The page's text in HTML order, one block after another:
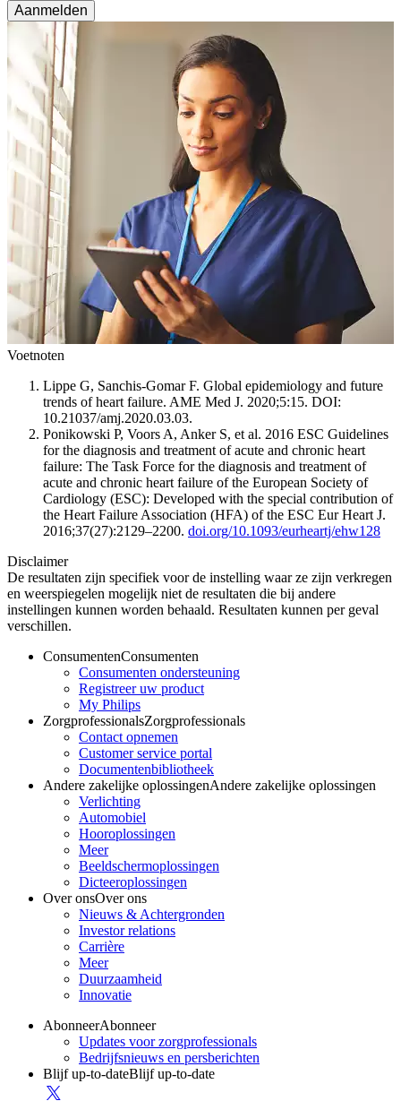
Aanmelden
Voetnoten
Lippe G, Sanchis-Gomar F. Global epidemiology and future
trends of heart failure. AME Med J. 2020;5:15. DOI:
10.21037/amj.2020.03.03.
Ponikowski P, Voors A, Anker S, et al. 2016 ESC Guidelines
for the diagnosis and treatment of acute and chronic heart
failure: The Task Force for the diagnosis and treatment of
acute and chronic heart failure of the European Society of
Cardiology (ESC): Developed with the special contribution of
the Heart Failure Association (HFA) of the ESC Eur Heart J.
2016;37(27):2129–2200. doi.org/10.1093/eurheartj/ehw128
Disclaimer
De resultaten zijn specifiek voor de instelling waar ze zijn verkregen
en weerspiegelen mogelijk niet de resultaten die bij andere
instellingen kunnen worden behaald. Resultaten kunnen per geval
verschillen.
ConsumentenConsumenten
Consumenten ondersteuning
Registreer uw product
My Philips
ZorgprofessionalsZorgprofessionals
Contact opnemen
Customer service portal
Documentenbibliotheek
Andere zakelijke oplossingenAndere zakelijke oplossingen
Verlichting
Automobiel
Hooroplossingen
Meer
Beeldschermoplossingen
Dicteeroplossingen
Over onsOver ons
Nieuws & Achtergronden
Investor relations
Carrière
Meer
Duurzaamheid
Innovatie
AbonneerAbonneer
Updates voor zorgprofessionals
Bedrijfsnieuws en persberichten
Blijf up-to-dateBlijf up-to-date